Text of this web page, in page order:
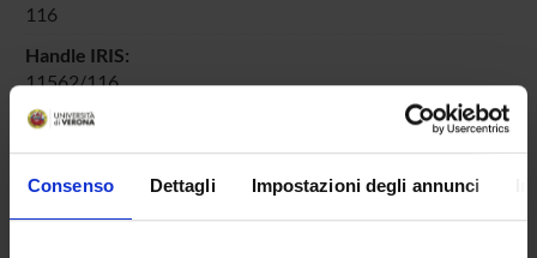
Consenso Dettagli Impostazioni degli annunci
116
Handle IRIS:
11562/116
Deposited On:
April 20, 2013
Last Modified:
October 25, 2022